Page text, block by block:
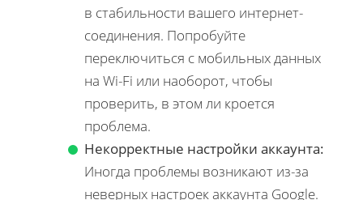
в стабильности вашего интернет-
соединения. Попробуйте
переключиться с мобильных данных
на Wi-Fi или наоборот, чтобы
проверить, в этом ли кроется
проблема.
Некорректные настройки аккаунта:
Иногда проблемы возникают из-за
неверных настроек аккаунта Google.